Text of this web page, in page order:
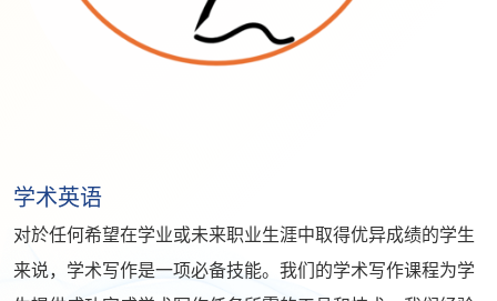
学术英语
对於任何希望在学业或未来职业生涯中取得优异成绩的学生
来说，学术写作是一项必备技能。我们的学术写作课程为学